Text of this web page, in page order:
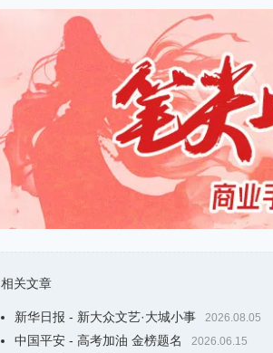
相关文章
新华日报 - 新大众文艺·大城小事 2026.08.05
中国平安 - 高考加油 金榜题名 2026.06.15